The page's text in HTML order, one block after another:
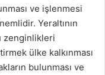
ve işlenmesi
Yeraltının
zenginlikleri
ülke kalkınması
bulunması ve